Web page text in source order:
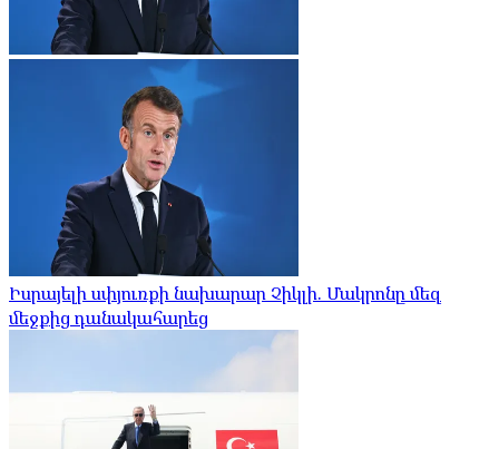
Իսրայելի սփյուռքի նախարար Չիկլի. Մակրոնը մեզ
մեջքից դանակահարեց